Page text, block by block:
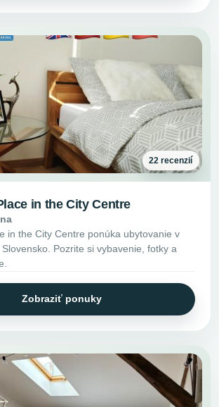
22 recenzií
in the City Centre
in the City Centre ponúka ubytovanie v
Pozrite si vybavenie, fotky a
Zobraziť ponuky